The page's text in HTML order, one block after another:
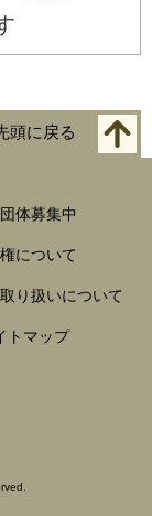
頭に戻る
体募集中
について
り扱いについて
トマップ